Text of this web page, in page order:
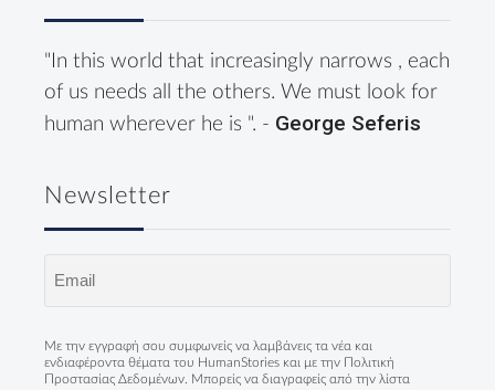
"In this world that increasingly narrows , each
of us needs all the others. We must look for
human wherever he is ". - George Seferis
Newsletter
Με την εγγραφή σου συμφωνείς να λαμβάνεις τα νέα και
ενδιαφέροντα θέματα του HumanStories και με την
Πολιτική
Προστασίας Δεδομένων. Μπορείς να διαγραφείς από την λίστα